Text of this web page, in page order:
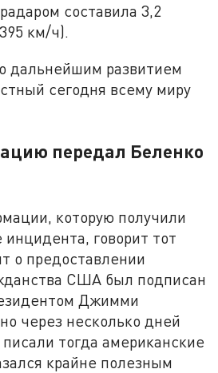
составила 3,2
км/ч).
дальнейшим развитием
сегодня всему миру
передал Беленко
которую получили
говорит тот
о предоставлении
США был подписан
Джимми
через несколько дней
тогда американские
крайне полезным